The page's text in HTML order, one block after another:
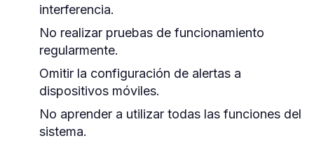
interferencia.
No realizar pruebas de funcionamiento
regularmente.
Omitir la configuración de alertas a
dispositivos móviles.
No aprender a utilizar todas las funciones del
sistema.